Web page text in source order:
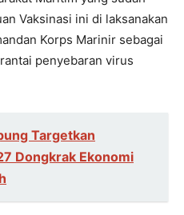
Vaksinasi ini di laksanakan
Korps Marinir sebagai
penyebaran virus
Targetkan
Dongkrak Ekonomi